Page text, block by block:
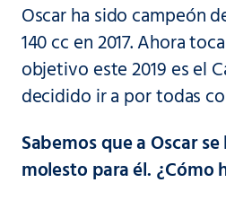
Oscar ha sido campeón
140 cc en 2017. Ahora
objetivo este 2019 es el
decidido ir a por todas
Sabemos que a Oscar
molesto para él. ¿Cómo